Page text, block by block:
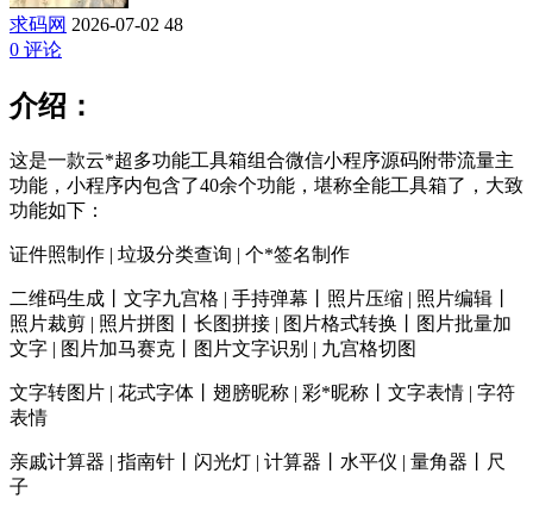
求码网 2026-07-02 48
0 评论
介绍：
这是一款云*超多功能工具箱组合微信小程序源码附带流量主
功能，小程序内包含了40余个功能，堪称全能工具箱了，大致
功能如下：
证件照制作 | 垃圾分类查询 | 个*签名制作
二维码生成丨文字九宫格 | 手持弹幕丨照片压缩 | 照片编辑丨
照片裁剪 | 照片拼图丨长图拼接 | 图片格式转换丨图片批量加
文字 | 图片加马赛克丨图片文字识别 | 九宫格切图
文字转图片 | 花式字体丨翅膀昵称 | 彩*昵称丨文字表情 | 字符
表情
亲戚计算器 | 指南针丨闪光灯 | 计算器丨水平仪 | 量角器丨尺
子